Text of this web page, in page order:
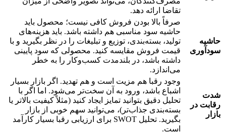
تقاضا ارائه دهد.
حاشیه
سودآوری
صرفاً بالا بودن فروش کافی نیست؛ محصول باید
حاشیه سود مناسبی هم داشته باشد. باید هزینه‌های
تولید، بسته‌بندی، توزیع و تبلیغات را در نظر بگیرید و با
قیمت فروش مقایسه کنید. محصولی که سود پایینی
داشته باشد، در بلندمدت کسب‌وکار را به خطر
می‌اندازد.
شدت
رقابت در
بازار
وجود رقبا هم مزیت است و هم تهدید. اگر بازار بسیار
اشباع باشد، ورود به آن سخت‌تر می‌شود. اما اگر با
تحلیل دقیق بتوانید تمایز ایجاد کنید (مثلاً کیفیت بالاتر یا
بسته‌بندی جذاب‌تر)، می‌توانید سهم خوبی از بازار
بگیرید. تحلیل SWOT برای ارزیابی رقبا بسیار کارآمد
است.